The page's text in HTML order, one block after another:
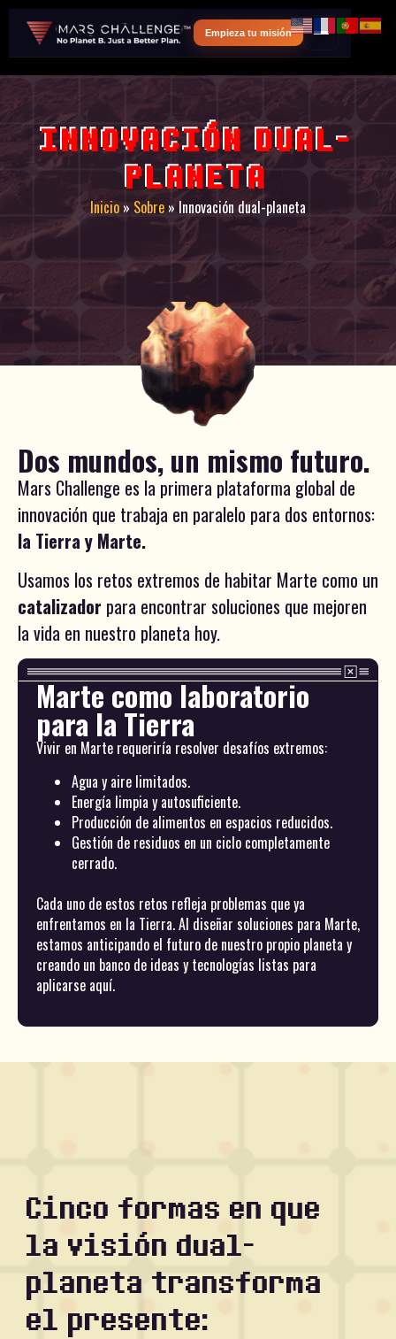
Empieza tu misión
INNOVACIÓN DUAL-
PLANETA
Inicio » Sobre »Innovación dual-planeta
Dos mundos, un mismo futuro.
Mars Challenge es la primera plataforma global de
innovación que trabaja en paralelo para dos entornos:
la Tierra y Marte.
Usamos los retos extremos de habitar Marte como un
catalizador para encontrar soluciones que mejoren
la vida en nuestro planeta hoy.
Marte como laboratorio
para la Tierra
Vivir en Marte requeriría resolver desafíos extremos:
Agua y aire limitados.
Energía limpia y autosuficiente.
Producción de alimentos en espacios reducidos.
Gestión de residuos en un ciclo completamente
cerrado.
Cada uno de estos retos refleja problemas que ya
enfrentamos en la Tierra. Al diseñar soluciones para Marte,
estamos anticipando el futuro de nuestro propio planeta y
creando un banco de ideas y tecnologías listas para
aplicarse aquí.
Cinco formas en que
la visión dual-
planeta transforma
el presente: